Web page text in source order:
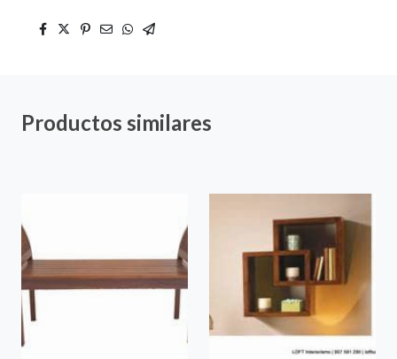
Productos similares